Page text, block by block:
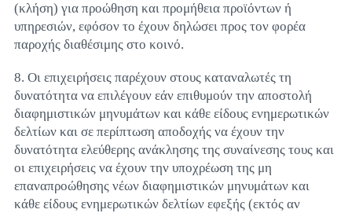
(κλήση) για προώθηση και προμήθεια προϊόντων ή
υπηρεσιών, εφόσον το έχουν δηλώσει προς τον φορέα
παροχής διαθέσιμης στο κοινό.
8. Οι επιχειρήσεις παρέχουν στους καταναλωτές τη
δυνατότητα να επιλέγουν εάν επιθυμούν την αποστολή
διαφημιστικών μηνυμάτων και κάθε είδους ενημερωτικών
δελτίων και σε περίπτωση αποδοχής να έχουν την
δυνατότητα ελεύθερης ανάκλησης της συναίνεσης τους και
οι επιχειρήσεις να έχουν την υποχρέωση της μη
επαναπροώθησης νέων διαφημιστικών μηνυμάτων και
κάθε είδους ενημερωτικών δελτίων εφεξής (εκτός αν